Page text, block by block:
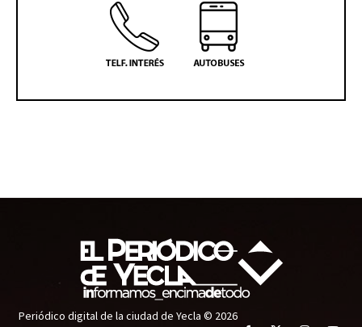
Periódico digital de la ciudad de Yecla © 2026